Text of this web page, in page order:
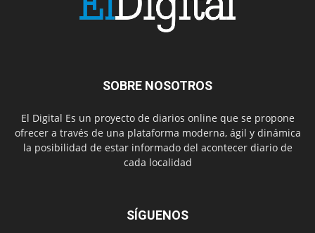
SOBRE NOSOTROS
El Digital Es un proyecto de diarios online que se propone
ofrecer a través de una plataforma moderna, ágil y dinámica
la posibilidad de estar informado del acontecer diario de
cada localidad
SÍGUENOS